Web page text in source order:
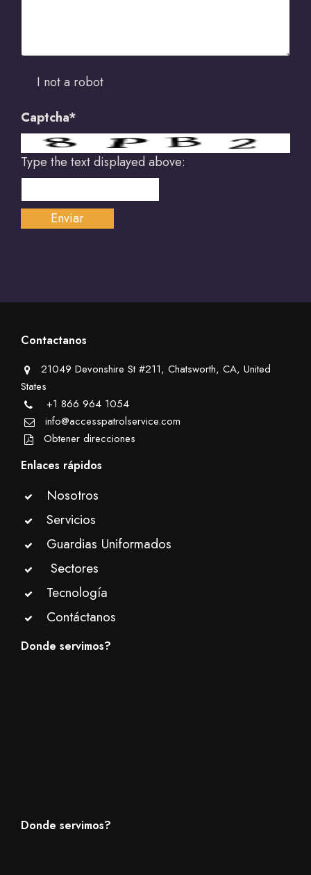
I not a robot
Captcha*
Type the text displayed above:
Contactanos
21049 Devonshire St #211, Chatsworth, CA, United
States
+1 866 964 1054
info@accesspatrolservice.com
Obtener direcciones
Enlaces rápidos
Nosotros
Servicios
Guardias Uniformados
Sectores
Tecnología
Contáctanos
Donde servimos?
Donde servimos?